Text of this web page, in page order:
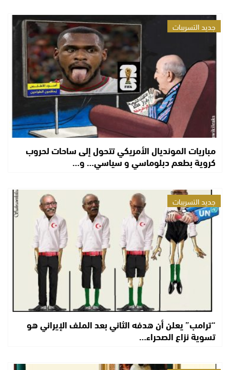
جديد التسريبات
مباريات المونديال الأمريكي تتحول إلى ساحات لحروب
كروية بطعم دبلوماسي و سياسي… و…
جديد التسريبات
“ترامب” يعلن أن هدفه الثاني بعد الملف الإيراني هو
تسوية نزاع الصحراء…